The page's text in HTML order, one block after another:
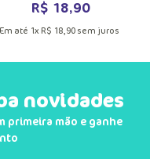
R$ 18,90
Em até 1x R$ 18,90sem juros
novidades
primeira mão e ganhe